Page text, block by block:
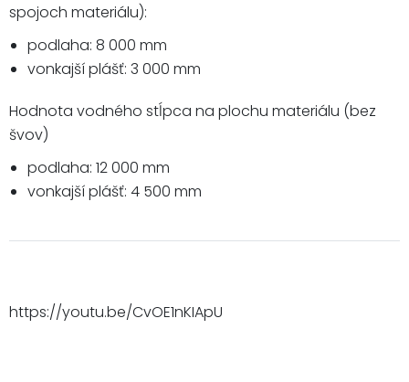
spojoch materiálu):
podlaha: 8 000 mm
vonkajší plášť: 3 000 mm
Hodnota vodného stĺpca na plochu materiálu (bez
švov)
podlaha: 12 000 mm
vonkajší plášť: 4 500 mm
https://youtu.be/CvOE1nKIApU